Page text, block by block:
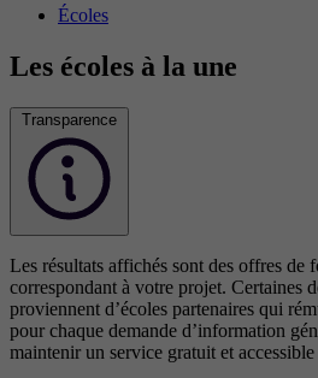
Écoles
Les écoles à la une
Transparence
Les résultats affichés sont des offres de
correspondant à votre projet. Certaines
proviennent d’écoles partenaires qui
pour chaque demande d’information
maintenir un service gratuit et